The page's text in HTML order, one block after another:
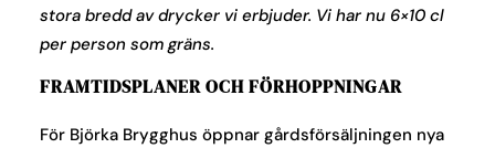
stora bredd av drycker vi erbjuder. Vi har nu 6×10 cl
per person som gräns.
FRAMTIDSPLANER OCH FÖRHOPPNINGAR
För Björka Brygghus öppnar gårdsförsäljningen nya